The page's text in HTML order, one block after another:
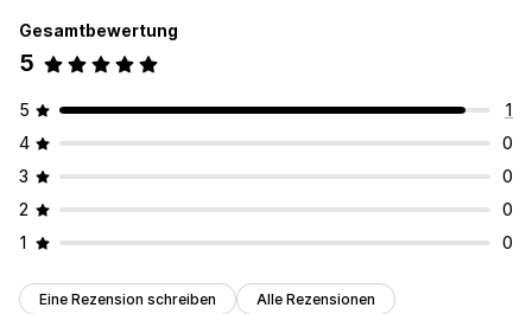
Gesamtbewertung
5
5
1
4
0
3
0
2
0
1
0
Eine Rezension schreiben Alle Rezensionen